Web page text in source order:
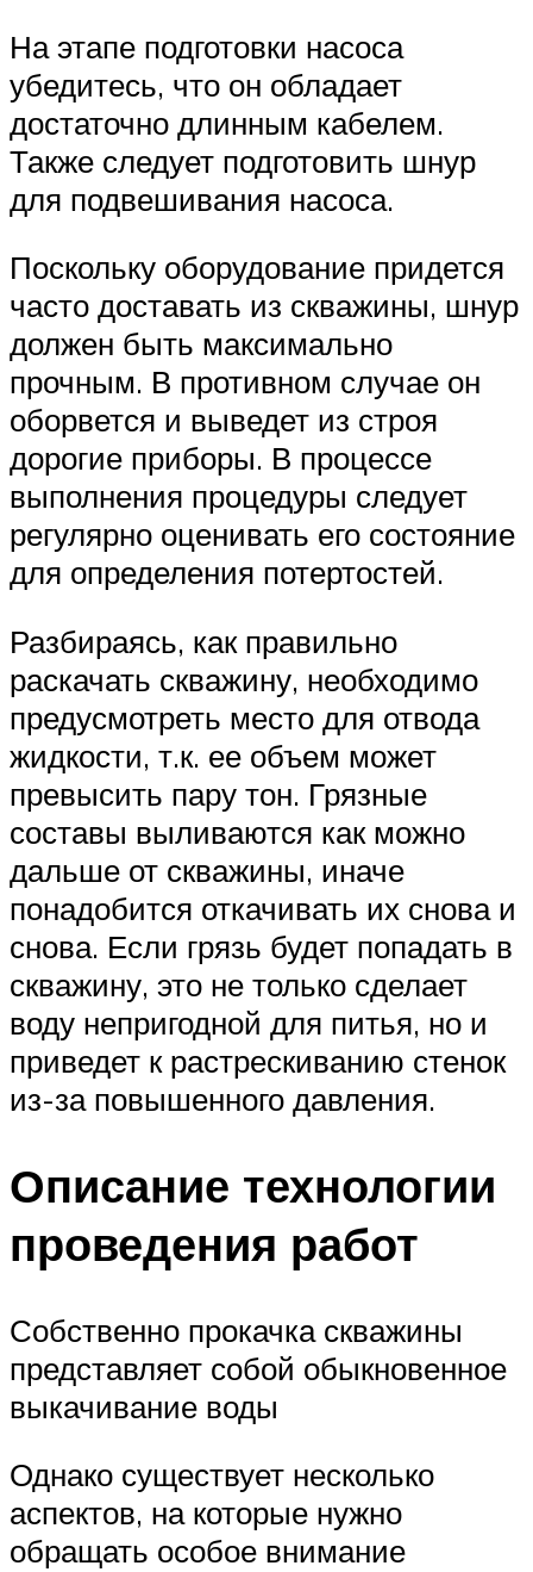
На этапе подготовки насоса
убедитесь, что он обладает
достаточно длинным кабелем.
Также следует подготовить шнур
для подвешивания насоса.
Поскольку оборудование придется
часто доставать из скважины, шнур
должен быть максимально
прочным. В противном случае он
оборвется и выведет из строя
дорогие приборы. В процессе
выполнения процедуры следует
регулярно оценивать его состояние
для определения потертостей.
Разбираясь, как правильно
раскачать скважину, необходимо
предусмотреть место для отвода
жидкости, т.к. ее объем может
превысить пару тон. Грязные
составы выливаются как можно
дальше от скважины, иначе
понадобится откачивать их снова и
снова. Если грязь будет попадать в
скважину, это не только сделает
воду непригодной для питья, но и
приведет к растрескиванию стенок
из-за повышенного давления.
Описание технологии
проведения работ
Собственно прокачка скважины
представляет собой обыкновенное
выкачивание воды
Однако существует несколько
аспектов, на которые нужно
обращать особое внимание